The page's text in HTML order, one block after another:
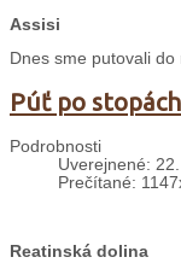
Assisi
Dnes sme putovali
Púť po
Podrobnosti
Uverejnené:
Prečítané:
Reatinská dolina